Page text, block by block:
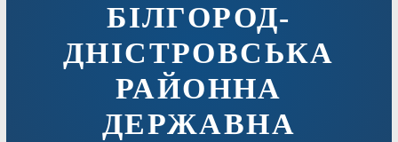
БІЛГОРОД-
ДНІСТРОВСЬКА
РАЙОННА
ДЕРЖАВНА